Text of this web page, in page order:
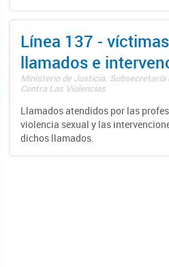
Línea 137 -
llamados e
Ministerio de Justicia.
Contra Las Violencias
Llamados atendidos por las
violencia sexual y las
dichos llamados.